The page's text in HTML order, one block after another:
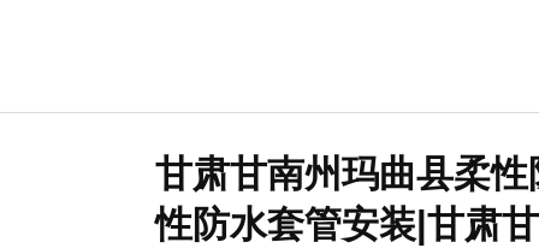
甘肃甘南州玛曲县柔
性防水套管安装|甘肃